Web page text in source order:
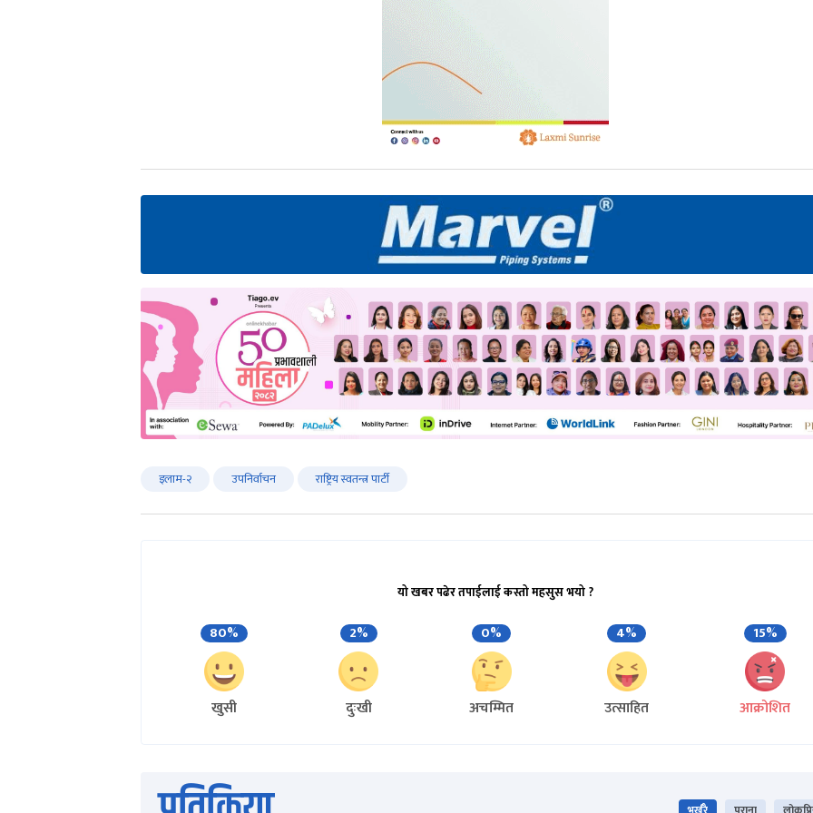
इलाम-२ उपनिर्वाचन राष्ट्रिय स्वतन्त्र पार्टी
यो खबर पढेर तपाईलाई कस्तो महसुस भयो ?
80%
खुसी
2%
दुःखी
0%
अचम्मित
4%
उत्साहित
15%
आक्रोशित